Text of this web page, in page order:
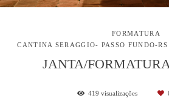
FORMATURA
CANTINA SERAGGIO- PASSO FUNDO-RS
JANTA/
419 visualizações